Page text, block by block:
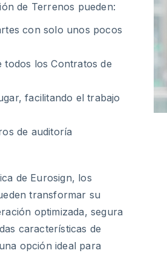
de Terrenos pueden:
con solo unos pocos
todos los Contratos de
facilitando el trabajo
de auditoría
de Eurosign, los
transformar su
optimizada, segura
características de
opción ideal para